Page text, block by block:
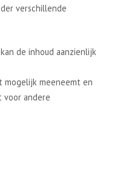
verschillende
de inhoud aanzienlijk
mogelijk meeneemt en
voor andere